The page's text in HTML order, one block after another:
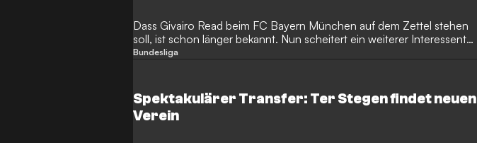
Dass Givairo Read beim FC Bayern München auf dem Zettel stehen
soll, ist schon länger bekannt. Nun scheitert ein weiterer Interessent
offenbar mit einem Transferangebot.
Bundesliga
Spektakulärer Transfer: Ter Stegen findet neuen
Verein